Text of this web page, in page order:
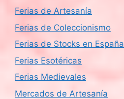
Ferias de Artesanía
Ferias de Coleccionismo
Ferias de Stocks en España
Ferias Esotéricas
Ferias Medievales
Mercados de Artesanía